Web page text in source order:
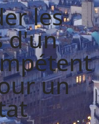
les
d'un
un